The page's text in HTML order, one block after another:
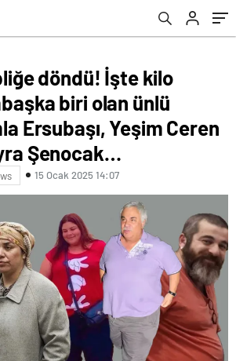
Ceren Bozoğlu, Kayra
döndü! İşte kilo
biri olan ünlü
Ersubaşı, Yeşim Ceren
Şenocak…
15 Ocak 2025 14:07